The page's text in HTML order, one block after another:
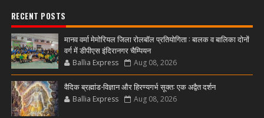
RECENT POSTS
मानव वर्मा मेमोरियल जिला रोलबॉल प्रतियोगिता : बालक व बालिका दोनों
वर्ग में डीपीएस इंदिरानगर चैम्पियन
Ballia Express Aug 08, 2026
वैदिक ब्रह्मांड-विज्ञान और हिरण्यगर्भ सूक्त: एक अद्वैत दर्शन
Ballia Express Aug 08, 2026